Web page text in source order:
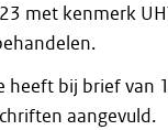
met kenmerk
heeft bij brief van
aangevuld.